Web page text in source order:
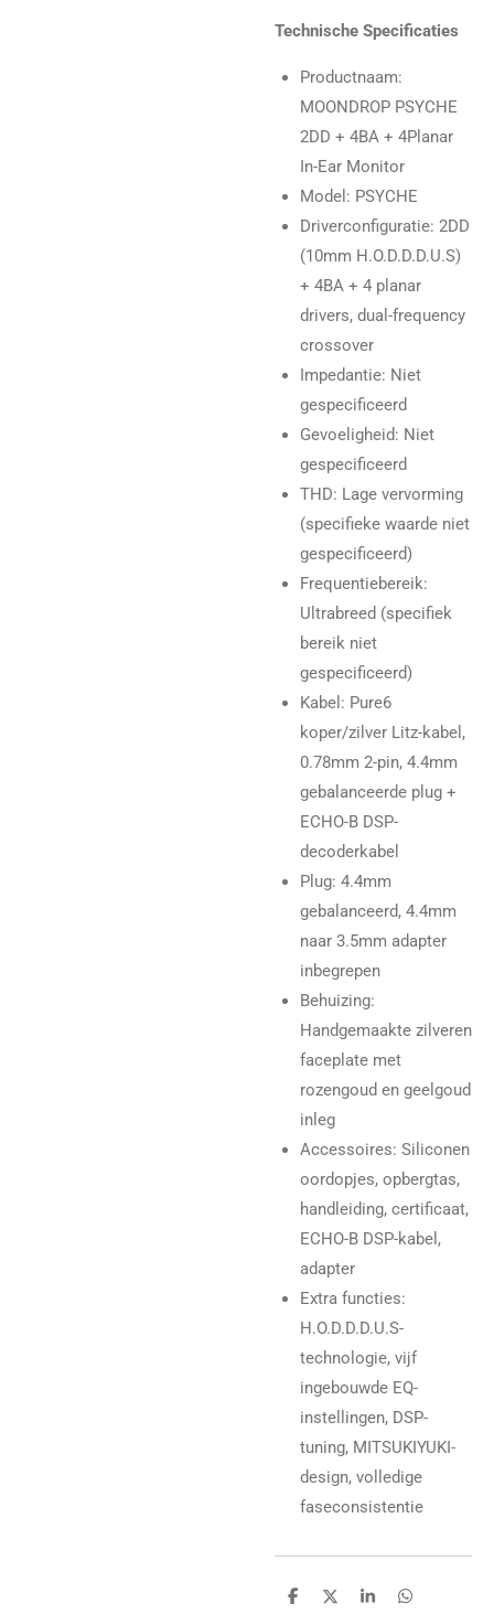
Technische Specificaties
Productnaam:
MOONDROP PSYCHE
2DD + 4BA + 4Planar
In-Ear Monitor
Model : PSYCHE
Driverconfiguratie: 2DD
(10mm H.O.D.D.D.U.S)
+ 4BA + 4 planar
drivers, dual-frequency
crossover
Impedantie: Niet
gespecificeerd
Gevoeligheid: Niet
gespecificeerd
THD: Lage vervorming
(specifieke waarde niet
gespecificeerd)
Frequentiebereik:
Ultrabreed (specifiek
bereik niet
gespecificeerd)
Kabel : Pure6
koper/zilver Litz-kabel,
0.78mm 2-pin, 4.4mm
gebalanceerde plug +
ECHO-B DSP-
decoderkabel
Plug: 4.4mm
gebalanceerd, 4.4mm
naar 3.5mm adapter
inbegrepen
Behuizing:
Handgemaakte zilveren
faceplate met
rozengoud en geelgoud
inleg
Accessoires: Siliconen
oordopjes, opbergtas,
handleiding, certificaat,
ECHO-B DSP-kabel,
adapter
Extra functies:
H.O.D.D.D.U.S-
technologie, vijf
ingebouwde EQ-
instellingen, DSP-
tuning, MITSUKIYUKI-
design, volledige
faseconsistentie
D
D
S
D